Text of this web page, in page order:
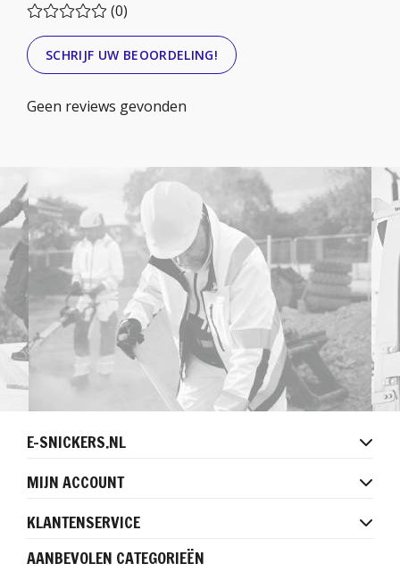
(0)
SCHRIJF UW BEOORDELING!
Geen reviews gevonden
E-SNICKERS.NL
MIJN ACCOUNT
KLANTENSERVICE
AANBEVOLEN CATEGORIEËN